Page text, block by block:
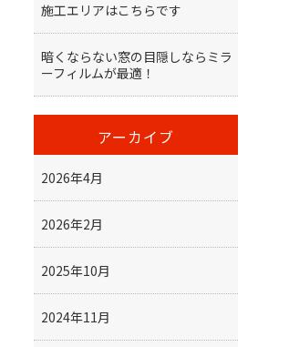
施工エリアはこちらです
暗くならない窓の目隠しならミラ
ーフィルムが最適！
アーカイブ
2026年4月
2026年2月
2025年10月
2024年11月